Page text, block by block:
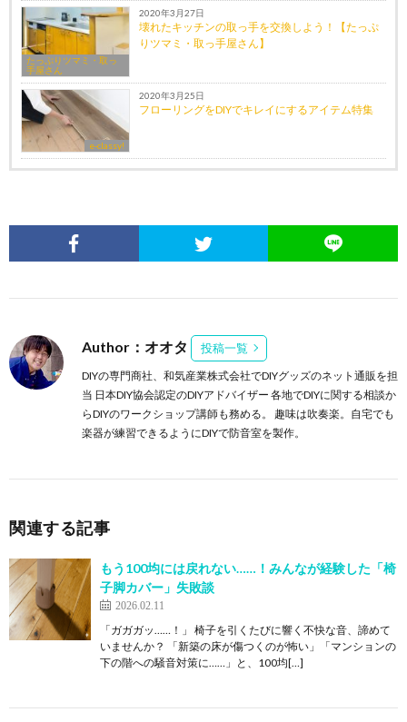
たっぷりツマミ・取っ
手屋さん
2020年3月27日
壊れたキッチンの取っ手を交換しよう！【たっぷ
りツマミ・取っ手屋さん】
e-classy!
2020年3月25日
フローリングをDIYでキレイにするアイテム特集
Author：オオタ 投稿一覧
DIYの専門商社、和気産業株式会社でDIYグッズのネット通販を担
当 日本DIY協会認定のDIYアドバイザー 各地でDIYに関する相談か
らDIYのワークショップ講師も務める。 趣味は吹奏楽。自宅でも
楽器が練習できるようにDIYで防音室を製作。
関連する記事
もう100均には戻れない……！みんなが経験した「椅
子脚カバー」失敗談
2026.02.11
「ガガガッ……！」 椅子を引くたびに響く不快な音、諦めて
いませんか？ 「新築の床が傷つくのが怖い」「マンションの
下の階への騒音対策に……」と、100均[…]